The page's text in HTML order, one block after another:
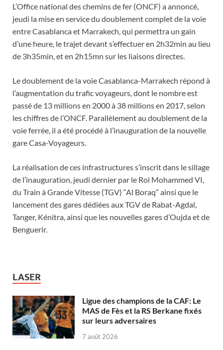
L’Office national des chemins de fer (ONCF) a annoncé,
jeudi la mise en service du doublement complet de la voie
entre Casablanca et Marrakech, qui permettra un gain
d’une heure, le trajet devant s’effectuer en 2h32min au lieu
de 3h35min, et en 2h15mn sur les liaisons directes.
Le doublement de la voie Casablanca-Marrakech répond à
l’augmentation du trafic voyageurs, dont le nombre est
passé de 13 millions en 2000 à 38 millions en 2017, selon
les chiffres de l’ONCF. Parallèlement au doublement de la
voie ferrée, il a été procédé à l’inauguration de la nouvelle
gare Casa-Voyageurs.
La réalisation de ces infrastructures s’inscrit dans le sillage
de l’inauguration, jeudi dernier par le Roi Mohammed VI,
du Train à Grande Vitesse (TGV) “Al Boraq” ainsi que le
lancement des gares dédiées aux TGV de Rabat-Agdal,
Tanger, Kénitra, ainsi que les nouvelles gares d’Oujda et de
Benguerir.
LASER
Ligue des champions de la CAF: Le
MAS de Fès et la RS Berkane fixés
sur leurs adversaires
7 août 2026